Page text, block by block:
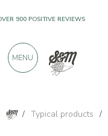
/ Typical products /
900 POSITIVE REVIEWS
MENU